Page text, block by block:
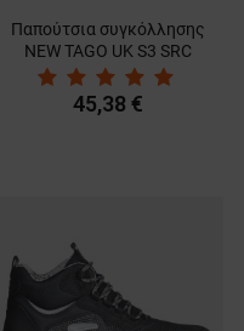
Παπούτσια συγκόλλησης
NEW TAGO UK S3 SRC
45,38 €